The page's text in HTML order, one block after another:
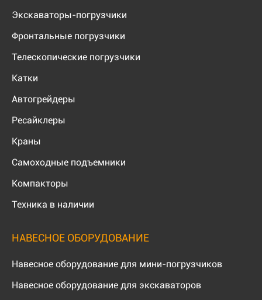
Экскаваторы-погрузчики
Фронтальные погрузчики
Телескопические погрузчики
Катки
Автогрейдеры
Ресайклеры
Краны
Самоходные подъемники
Компакторы
Техника в наличии
НАВЕСНОЕ ОБОРУДОВАНИЕ
Навесное оборудование для мини-погрузчиков
Навесное оборудование для экскаваторов